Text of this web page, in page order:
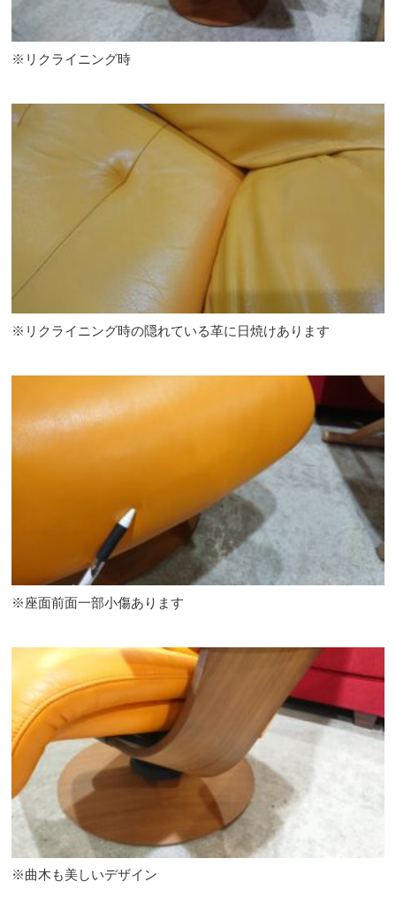
※リクライニング時
※リクライニング時の隠れている革に日焼けあります
※座面前面一部小傷あります
※曲木も美しいデザイン